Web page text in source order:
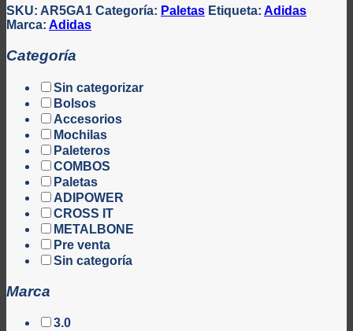
SKU: AR5GA1 Categoría: Paletas Etiqueta: Adidas
Marca: Adidas
Categoría
Sin categorizar
Bolsos
Accesorios
Mochilas
Paleteros
COMBOS
Paletas
ADIPOWER
CROSS IT
METALBONE
Pre venta
Sin categoría
Marca
3.0